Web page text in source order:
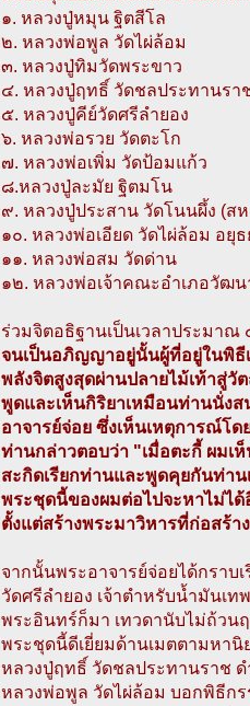
๑. หลวงปู่หมุน ฐิตสีโล
๒. หลวงพ่อพูล วัดไผ่ล้อม
๓. หลวงปู่ทิมวัดพระขาว
๔. หลวงปู่ฤทธิ์ วัดชลประทานรา
๕. หลวงปู่คีย์วัดศรีลำยอง
๖. หลวงพ่อรวย วัดตะโก
๗. หลวงพ่อเพิ่ม วัดป้อมแก้ว
๘.หลวงปู่ละมัย ฐิตมโน
๙. หลวงปู่ประสาน วัดโนนผึ้ง (ส
๑๐. หลวงพ่อเอียด วัดไผ่ล้อม อยุ
๑๑. หลวงพ่อสม วัดด่าน
๑๒. หลวงพ่อเจ้าคณะอำเภอวัฒ
ร่วมจิตอธิฐานเป็นเวลาประมาณ
จนเป็นอภิญญาอยู่นั้นผู้ที่อยู่ในพิธี
พลังจิตสูงสุดผ่านปลายไม้เท้าสู่
พูดและเห็นกิริยาเหมือนท่านนั่ง
อาจารย์จ่อย ซึ่งเห็นเหตุการณ์โ
ท่านกล่าวตอบว่า "เมื่อตะกี้ ผมเ
สะกิดเรียกท่านและพูดคุยกันท่าน
พระชุดนี้ของผมต่อไปจะหาไม่ไ
ตั้งแต่สร้างพระมาวิหารที่ก่อสร้า
จากนั้นพระอาจารย์จ่อยได้กรา
วัดศรีลำยอง เจ้าตำหรับน้ำมันเ
พระอินทร์ก็มา เทวดานับไม่ถ้วน
พระชุดนี้ดีเยี่ยมด้านเมตตามหา
หลวงปู่ฤทธิ์ วัดชลประทานราช ด
หลวงพ่อพูล วัดไผ่ล้อม บอกพิธีก